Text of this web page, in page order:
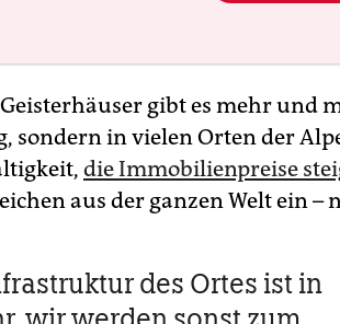
Geisterhäuser gibt es mehr und
sondern in vielen Orten der
die Immobilienpreise
aus der ganzen Welt ein
des Ortes ist in